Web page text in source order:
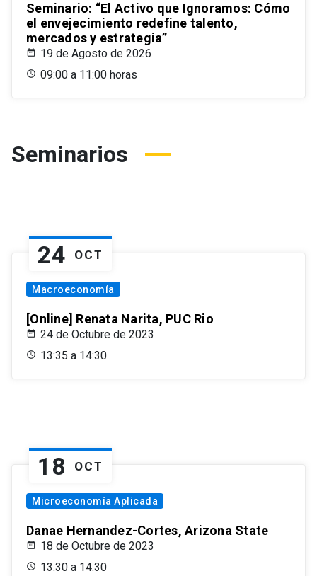
Seminario: “El Activo que Ignoramos: Cómo
el envejecimiento redefine talento,
mercados y estrategia”
19 de Agosto de 2026
09:00 a 11:00 horas
Seminarios
24 OCT
Macroeconomía
[Online] Renata Narita, PUC Rio
24 de Octubre de 2023
13:35 a 14:30
18 OCT
Microeconomía Aplicada
Danae Hernandez-Cortes, Arizona State
18 de Octubre de 2023
13:30 a 14:30